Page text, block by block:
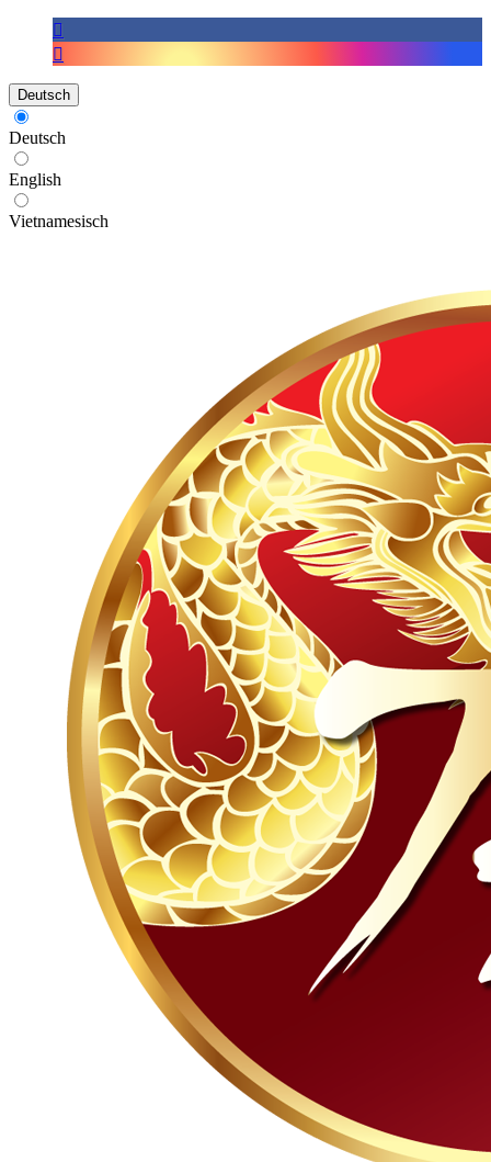
Deutsch
Deutsch
English
Vietnamesisch